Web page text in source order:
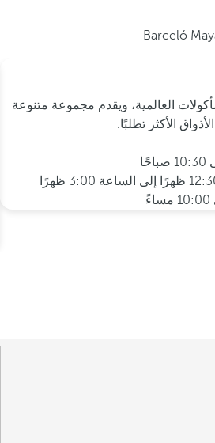
العالمية، ويقدم مجموعة متنوعة
الأكثر تطلبًا.